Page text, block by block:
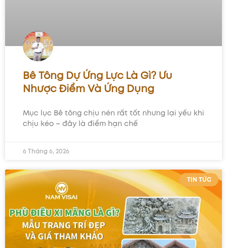
Bê Tông Dự Ứng Lực Là Gì? Ưu
Nhược Điểm Và Ứng Dụng
Mục lục Bê tông chịu nén rất tốt nhưng lại yếu khi
chịu kéo – đây là điểm hạn chế
6 Tháng 6, 2026
TIN TỨC